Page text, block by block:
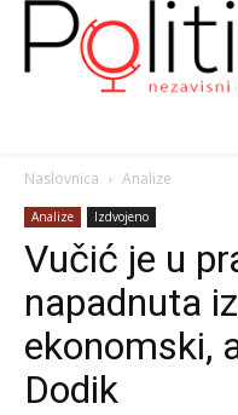
Naslovnica Analize
Analize Izdvojeno
Vučić je u
napadnuta
ekonomski,
Dodik